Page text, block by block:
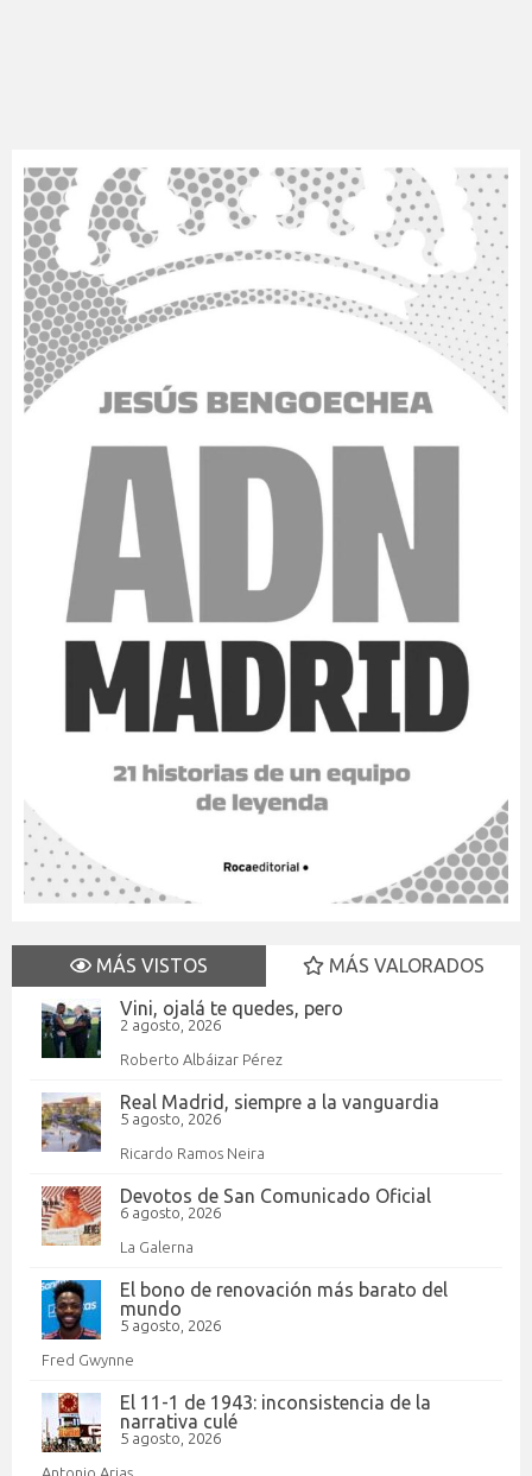
MÁS VISTOS
MÁS VALORADOS
Vini, ojalá te quedes, pero
2 agosto, 2026
Roberto Albáizar Pérez
Real Madrid, siempre a la vanguardia
5 agosto, 2026
Ricardo Ramos Neira
Devotos de San Comunicado Oficial
6 agosto, 2026
La Galerna
El bono de renovación más barato del
mundo
5 agosto, 2026
Fred Gwynne
El 11-1 de 1943: inconsistencia de la
narrativa culé
5 agosto, 2026
Antonio Arias